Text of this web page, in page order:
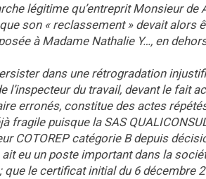
légitime qu’entreprit Monsieur de
son « reclassement » devait alors
à Madame Nathalie Y…, en
dans une rétrogradation
du travail, devant le fait
erronés, constitue des actes
fragile puisque la SAS
COTOREP catégorie B depuis
ait eu un poste important dans la
que le certificat initial du 6 décembre